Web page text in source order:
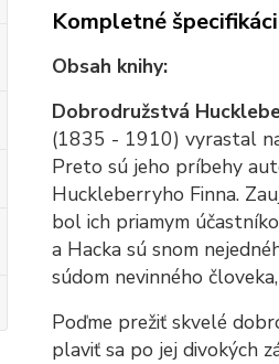
Kompletné
Obsah knihy:
Dobrodružstvá
(1835 - 1910) vyrastal
Preto sú jeho príbehy
Huckleberryho Finna.
bol ich priamym
a Hacka sú snom
súdom nevinného
Poďme prežiť skvelé
plaviť sa po jej divokých